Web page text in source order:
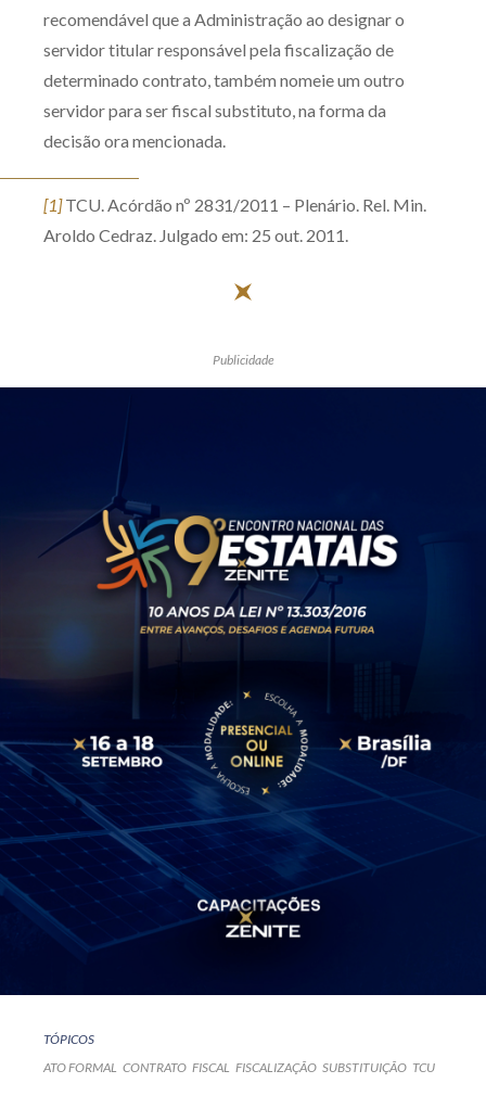
recomendável que a Administração ao designar o
servidor titular responsável pela fiscalização de
determinado contrato, também nomeie um outro
servidor para ser fiscal substituto, na forma da
decisão ora mencionada.
[1]TCU. Acórdão nº 2831/2011 – Plenário. Rel. Min.
Aroldo Cedraz. Julgado em: 25 out. 2011.
Publicidade
TÓPICOS
ATO FORMAL CONTRATO FISCAL FISCALIZAÇÃO SUBSTITUIÇÃO TCU